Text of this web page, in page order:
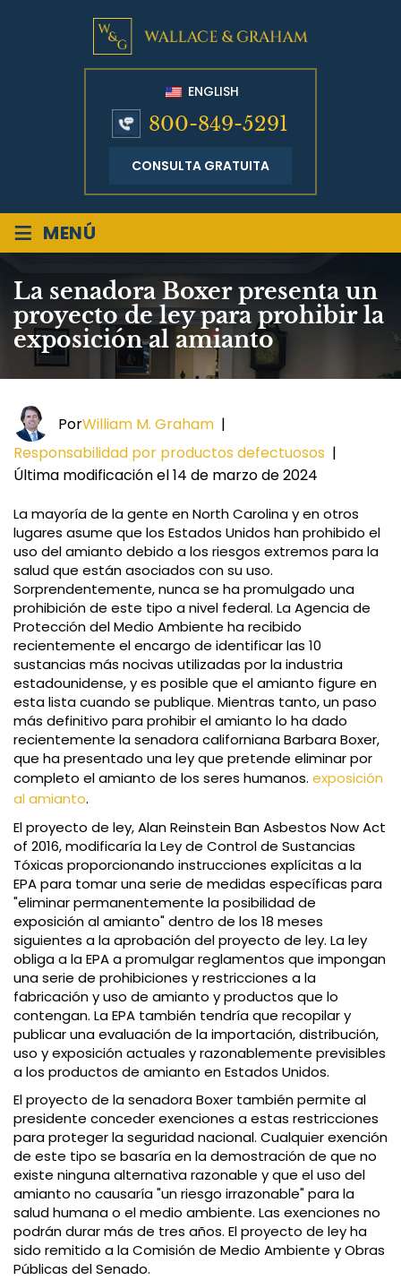
ENGLISH
800-849-5291
CONSULTA GRATUITA
≡ MENÚ
La senadora Boxer presenta un
proyecto de ley para prohibir la
exposición al amianto
PorWilliam M. Graham |
Responsabilidad por productos defectuosos |
Última modificación el 14 de marzo de 2024
La mayoría de la gente en North Carolina y en otros
lugares asume que los Estados Unidos han prohibido el
uso del amianto debido a los riesgos extremos para la
salud que están asociados con su uso.
Sorprendentemente, nunca se ha promulgado una
prohibición de este tipo a nivel federal. La Agencia de
Protección del Medio Ambiente ha recibido
recientemente el encargo de identificar las 10
sustancias más nocivas utilizadas por la industria
estadounidense, y es posible que el amianto figure en
esta lista cuando se publique. Mientras tanto, un paso
más definitivo para prohibir el amianto lo ha dado
recientemente la senadora californiana Barbara Boxer,
que ha presentado una ley que pretende eliminar por
completo el amianto de los seres humanos. exposición
al amianto.
El proyecto de ley, Alan Reinstein Ban Asbestos Now Act
of 2016, modificaría la Ley de Control de Sustancias
Tóxicas proporcionando instrucciones explícitas a la
EPA para tomar una serie de medidas específicas para
"eliminar permanentemente la posibilidad de
exposición al amianto" dentro de los 18 meses
siguientes a la aprobación del proyecto de ley. La ley
obliga a la EPA a promulgar reglamentos que impongan
una serie de prohibiciones y restricciones a la
fabricación y uso de amianto y productos que lo
contengan. La EPA también tendría que recopilar y
publicar una evaluación de la importación, distribución,
uso y exposición actuales y razonablemente previsibles
a los productos de amianto en Estados Unidos.
El proyecto de la senadora Boxer también permite al
presidente conceder exenciones a estas restricciones
para proteger la seguridad nacional. Cualquier exención
de este tipo se basaría en la demostración de que no
existe ninguna alternativa razonable y que el uso del
amianto no causaría "un riesgo irrazonable" para la
salud humana o el medio ambiente. Las exenciones no
podrán durar más de tres años. El proyecto de ley ha
sido remitido a la Comisión de Medio Ambiente y Obras
Públicas del Senado.